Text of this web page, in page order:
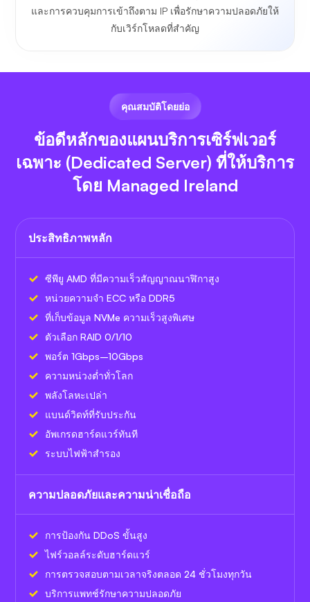
และการควบคุมการเข้าถึงตาม IP เพื่อรักษาความปลอดภัยให้
กับเวิร์กโหลดที่สำคัญ
คุณสมบัติโดยย่อ
ข้อดีหลักของแผนบริการเซิร์ฟเวอร์
เฉพาะ (Dedicated Server) ที่ให้บริการ
โดย Managed Ireland
ประสิทธิภาพหลัก
ซีพียู AMD ที่มีความเร็วสัญญาณนาฬิกาสูง
หน่วยความจำ ECC หรือ DDR5
ที่เก็บข้อมูล NVMe ความเร็วสูงพิเศษ
ตัวเลือก RAID 0/1/10
พอร์ต 1Gbps–10Gbps
ความหน่วงต่ำทั่วโลก
พลังโลหะเปล่า
แบนด์วิดท์ที่รับประกัน
อัพเกรดฮาร์ดแวร์ทันที
ระบบไฟฟ้าสำรอง
ความปลอดภัยและความน่าเชื่อถือ
การป้องกัน DDoS ขั้นสูง
ไฟร์วอลล์ระดับฮาร์ดแวร์
การตรวจสอบตามเวลาจริงตลอด 24 ชั่วโมงทุกวัน
บริการแพทช์รักษาความปลอดภัย